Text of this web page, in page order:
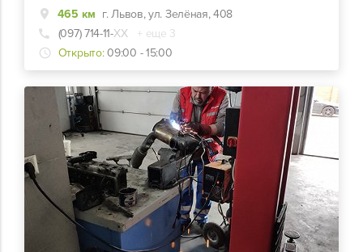
465 км г. Львов, ул. Зелёная, 408
(097) 714-11-ХХ
+ еще 3
Открыто: 09:00 - 15:00